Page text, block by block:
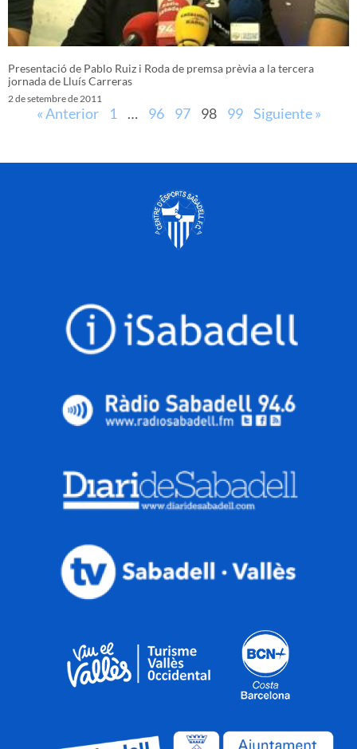
Presentació de Pablo Ruiz i Roda de premsa prèvia a la tercera
jornada de Lluís Carreras
2 de setembre de 2011
« Anterior 1 … 96 97 98 99 Siguiente »